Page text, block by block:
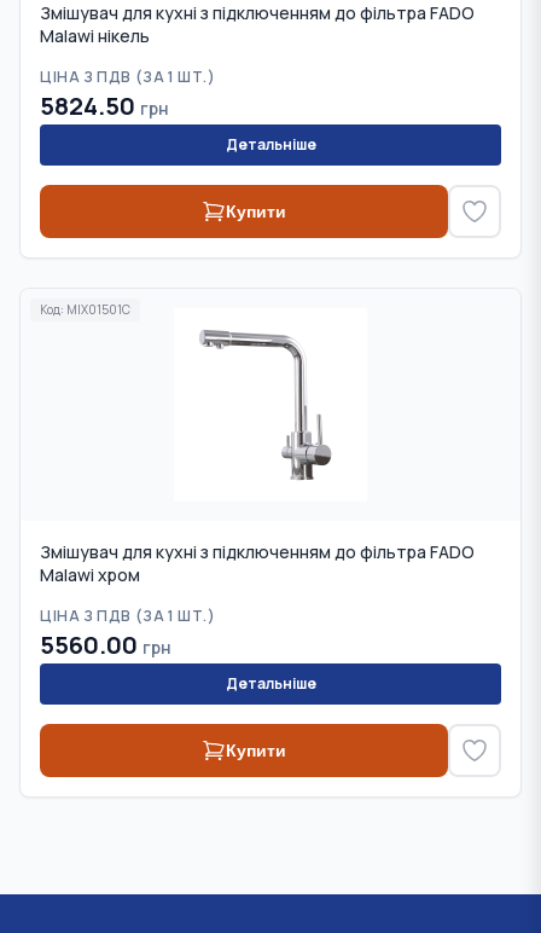
Змішувач для кухні з підключенням до фільтра FADO
Malawi нікель
ЦІНА З ПДВ (ЗА 1 ШТ.)
5824.50 грн
Детальніше
Купити
Код: MIX01501C
Змішувач для кухні з підключенням до фільтра FADO
Malawi хром
ЦІНА З ПДВ (ЗА 1 ШТ.)
5560.00 грн
Детальніше
Купити